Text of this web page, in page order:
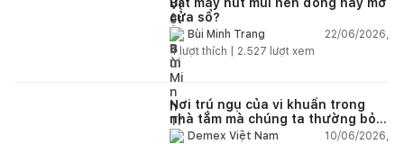
cửa sổ?
Bùi Minh Trang
22/06/2026,
4lượt thích | 2.527 lượt xem
Nơi trú ngụ của vi khuẩn trong
nhà tắm mà chúng ta thường bỏ
quaDemex Việt Nam
10/06/2026,